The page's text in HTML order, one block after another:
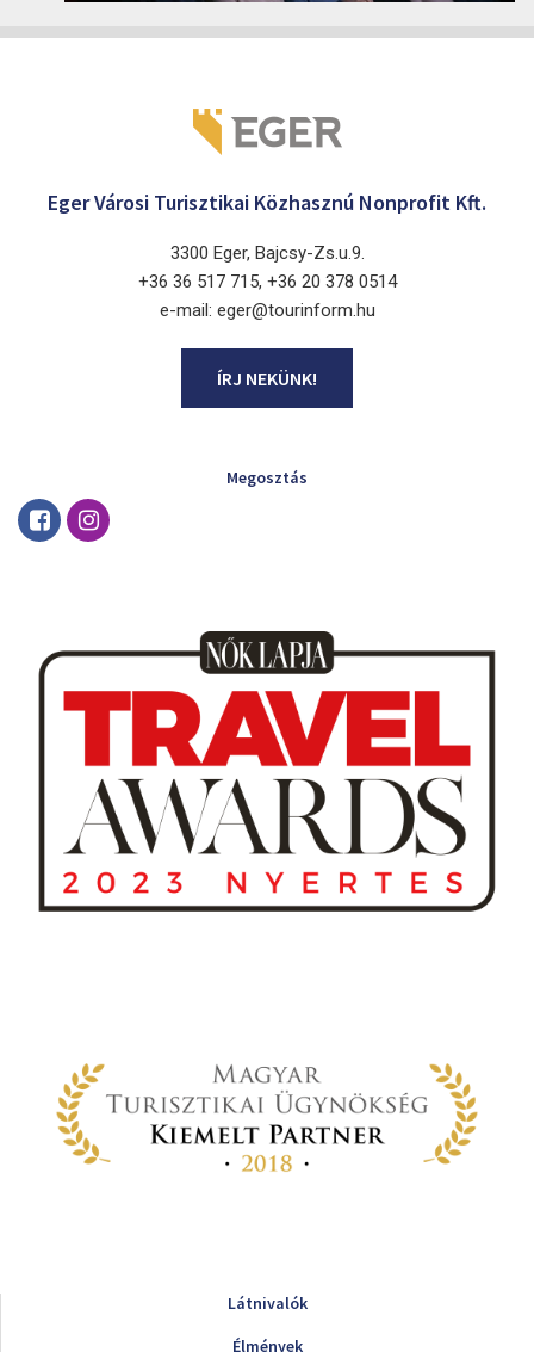
Eger Városi Turisztikai Közhasznú Nonprofit Kft.
3300 Eger, Bajcsy-Zs.u.9.
+36 36 517 715, +36 20 378 0514
e-mail: eger@tourinform.hu
ÍRJ NEKÜNK!
Megosztás
Látnivalók
Élmények